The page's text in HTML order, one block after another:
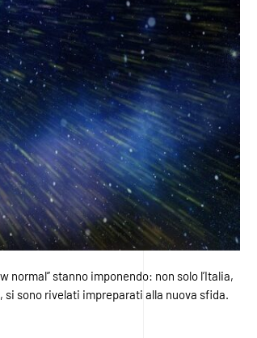
normal” stanno imponendo: non solo l’Italia,
si sono rivelati impreparati alla nuova sfida.